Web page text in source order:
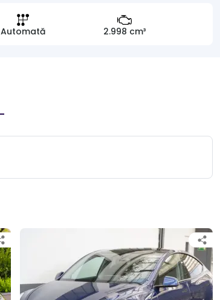
Automată 2.998 cm³